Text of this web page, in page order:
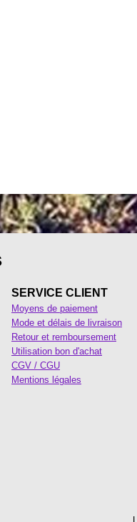
SERVICE CLIENT
Moyens de paiement
Mode et délais de livraison
Retour et remboursement
Utilisation bon d'achat
CGV / CGU
Mentions légales